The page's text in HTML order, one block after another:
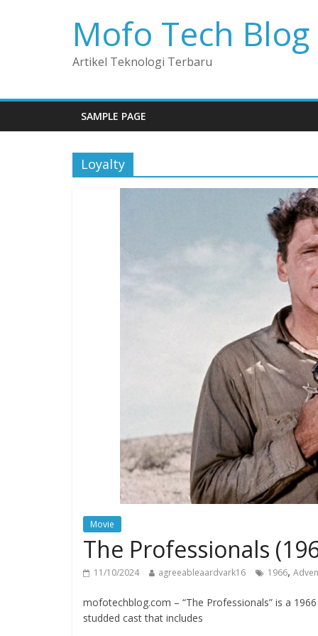
Mofo Tech Blog
Artikel Teknologi Terbaru
SAMPLE PAGE
Loyalty
Movie
The Professionals
11/10/2024 agreeableaardvark16 1966,
mofotechblog.com – “The Professionals” is a
studded cast that includes